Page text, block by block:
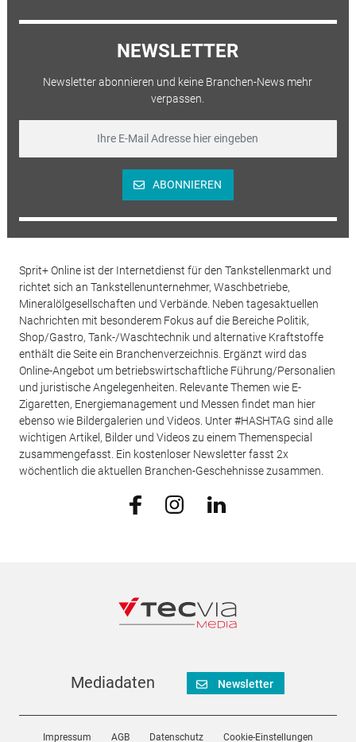
NEWSLETTER
Newsletter abonnieren und keine Branchen-News mehr
verpassen.
ABONNIEREN
Sprit+ Online ist der Internetdienst für den Tankstellenmarkt und
richtet sich an Tankstellenunternehmer, Waschbetriebe,
Mineralölgesellschaften und Verbände. Neben tagesaktuellen
Nachrichten mit besonderem Fokus auf die Bereiche Politik,
Shop/Gastro, Tank-/Waschtechnik und alternative Kraftstoffe
enthält die Seite ein Branchenverzeichnis. Ergänzt wird das
Online-Angebot um betriebswirtschaftliche Führung/Personalien
und juristische Angelegenheiten. Relevante Themen wie E-
Zigaretten, Energiemanagement und Messen findet man hier
ebenso wie Bildergalerien und Videos. Unter #HASHTAG sind alle
wichtigen Artikel, Bilder und Videos zu einem Themenspecial
zusammengefasst. Ein kostenloser Newsletter fasst 2x
wöchentlich die aktuellen Branchen-Geschehnisse zusammen.
Mediadaten Newsletter
Impressum AGB Datenschutz Cookie-Einstellungen